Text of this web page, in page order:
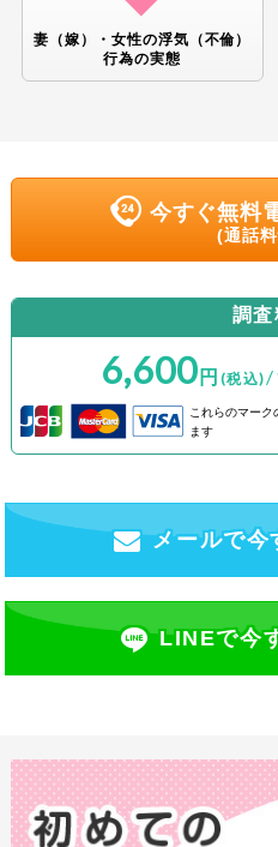
妻（嫁）・女性の浮気（不倫）
行為の実態
今すぐ無料
(通話
調査
これらのマーク
ます
6,600円 (税込) /
メールで今
LINEで今